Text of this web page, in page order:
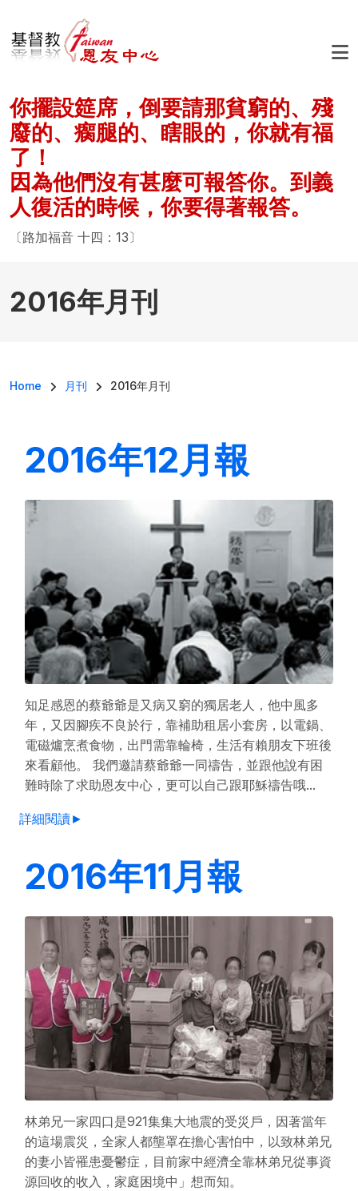
你擺設筵席，倒要請那貧窮的、殘
廢的、瘸腿的、瞎眼的，你就有福
了！
因為他們沒有甚麼可報答你。到義
人復活的時候，你要得著報答。
〔路加福音 十四：13〕
2016年月刊
導航連結
Home 月刊 2016年月刊
2016年12月報
知足感恩的蔡爺爺是又病又窮的獨居老人，他中風多
年，又因腳疾不良於行，靠補助租居小套房，以電鍋、
電磁爐烹煮食物，出門需靠輪椅，生活有賴朋友下班後
來看顧他。 我們邀請蔡爺爺一同禱告，並跟他說有困
難時除了求助恩友中心，更可以自己跟耶穌禱告哦...
詳細閱讀►
2016年11月報
林弟兄一家四口是921集集大地震的受災戶，因著當年
的這場震災，全家人都壟罩在擔心害怕中，以致林弟兄
的妻小皆罹患憂鬱症，目前家中經濟全靠林弟兄從事資
源回收的收入，家庭困境中」想而知。